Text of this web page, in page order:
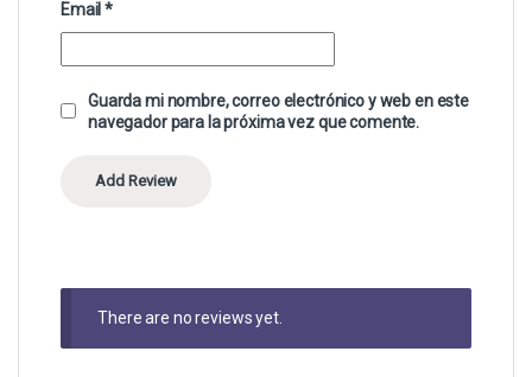
Email*
Guarda mi nombre, correo electrónico y web en este
navegador para la próxima vez que comente.
There are no reviews yet.